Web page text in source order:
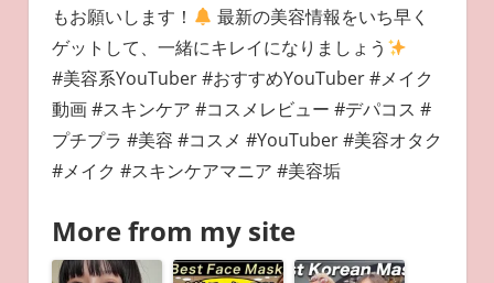
もお願いします！
最新の美容情報をいち早く
ゲットして、一緒にキレイになりましょう
#美容系YouTuber #おすすめYouTuber #メイク
動画 #スキンケア #コスメレビュー #デパコス #
プチプラ #美容 #コスメ #YouTuber #美容オタク
#メイク #スキンケアマニア #美容垢
More from my site